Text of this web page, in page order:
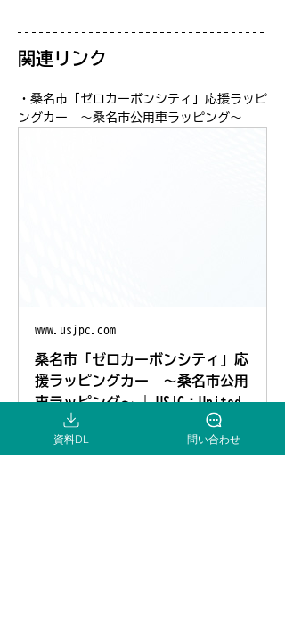
関連リンク
・桑名市「ゼロカーボンシティ」応援ラッピ
ングカー　～桑名市公用車ラッピング～
www.usjpc.com
桑名市「ゼロカーボンシティ」応
援ラッピングカー ～桑名市公用
車ラッピング～ | USJC：United
Semiconductor Japan
三重県桑名市の300mm半導体ウェハー
資料DL 問い合わせ